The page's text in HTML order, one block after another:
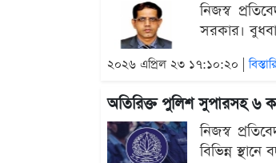
নিজস্ব
সরকার।
২০২৬ এপ্রিল ২৩ ১৭:১০:২০ |
অতিরিক্ত পুলিশ সুপারসহ ৬
নিজস্ব
বিভিন্ন